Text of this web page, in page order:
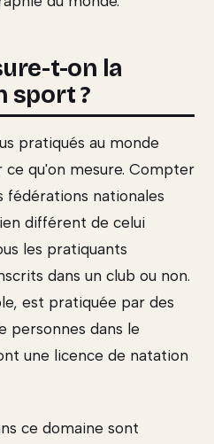
t-on la
sport ?
pratiqués au monde
ce qu'on mesure. Compter
fédérations nationales
différent de celui
les pratiquants
dans un club ou non.
est pratiquée par des
personnes dans le
une licence de natation
ce domaine sont